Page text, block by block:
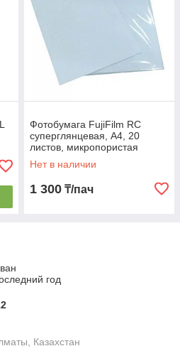
Фотобумага FujiFilm RC
суперглянцевая, A4, 20
листов, микропористая
водостойкая на резиновой
основе, 260г
Нет в наличии
1 300 ₸/пач
год
Казахстан